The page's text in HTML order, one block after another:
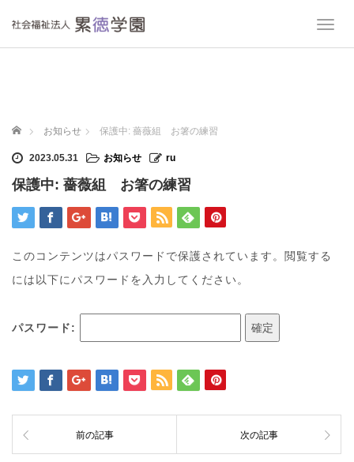
T
n
ホーム お知らせ 保護中: 薔薇組 お箸の練習
2023.05.31 お知らせ ru
保護中: 薔薇組 お箸の練習
このコンテンツはパスワードで保護されています。閲覧する
には以下にパスワードを入力してください。
パスワード:
前の記事 次の記事